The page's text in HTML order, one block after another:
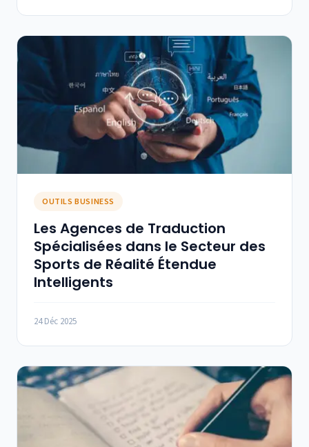
OUTILS BUSINESS
Les Agences de Traduction
Spécialisées dans le Secteur des
Sports de Réalité Étendue
Intelligents
24 Déc 2025